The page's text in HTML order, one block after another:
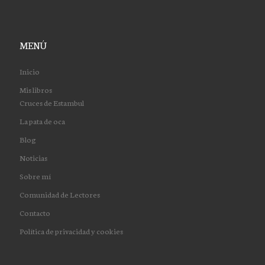
MENÚ
Inicio
Mis libros
Cruces de Estambul
La pata de oca
Blog
Noticias
Sobre mí
Comunidad de Lectores
Contacto
Política de privacidad y cookies